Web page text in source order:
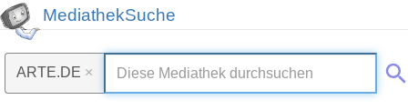
MediathekSuche
ARTE.DE ×